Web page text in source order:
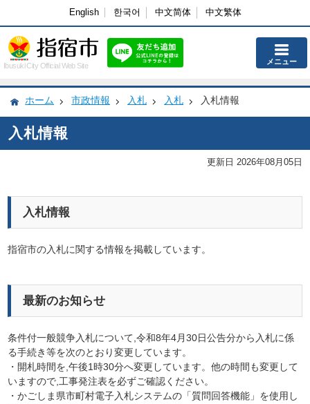
English 한국어 中文简体 中文繁体
Ibusuki City Official Web Site メニュー
ホーム 市政情報 入札 入札 入札情報
入札情報
更新日 2026年08月05日
入札情報
指宿市の入札に関する情報を掲載しています。
最新のお知らせ
条件付一般競争入札について,令和8年4月30日公告分から入札に係
る手続き等を次のとおり変更しています。
・開札時間を,午後1時30分へ変更しています。他の時間も変更して
いますので,工事発注表を必ずご確認ください。
・かごしま県市町村電子入札システムの「質問回答機能」を使用し